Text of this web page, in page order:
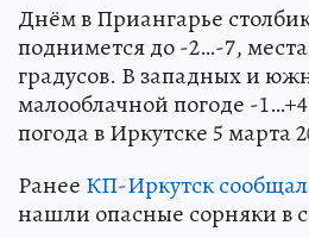
Днём в Приангарье
поднимется до -2…-7,
градусов. В западных и
малооблачной погоде -
погода в Иркутске 5 марта
Ранее КП-Иркутск
нашли опасные сорняки в